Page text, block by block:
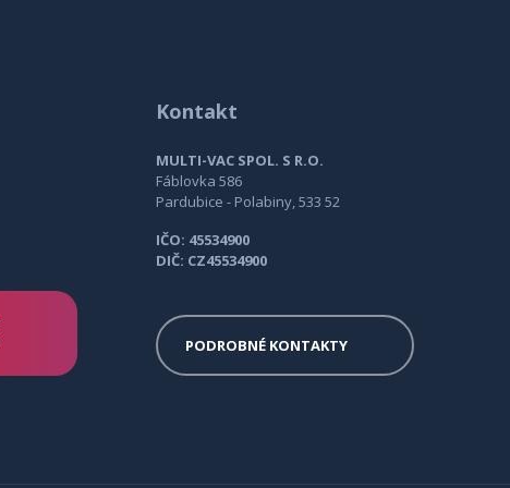
Kontakt
MULTI-VAC SPOL. S R.O.
Fáblovka 586
Pardubice - Polabiny, 533 52
IČO: 45534900
DIČ: CZ45534900
PODROBNÉ KONTAKTY